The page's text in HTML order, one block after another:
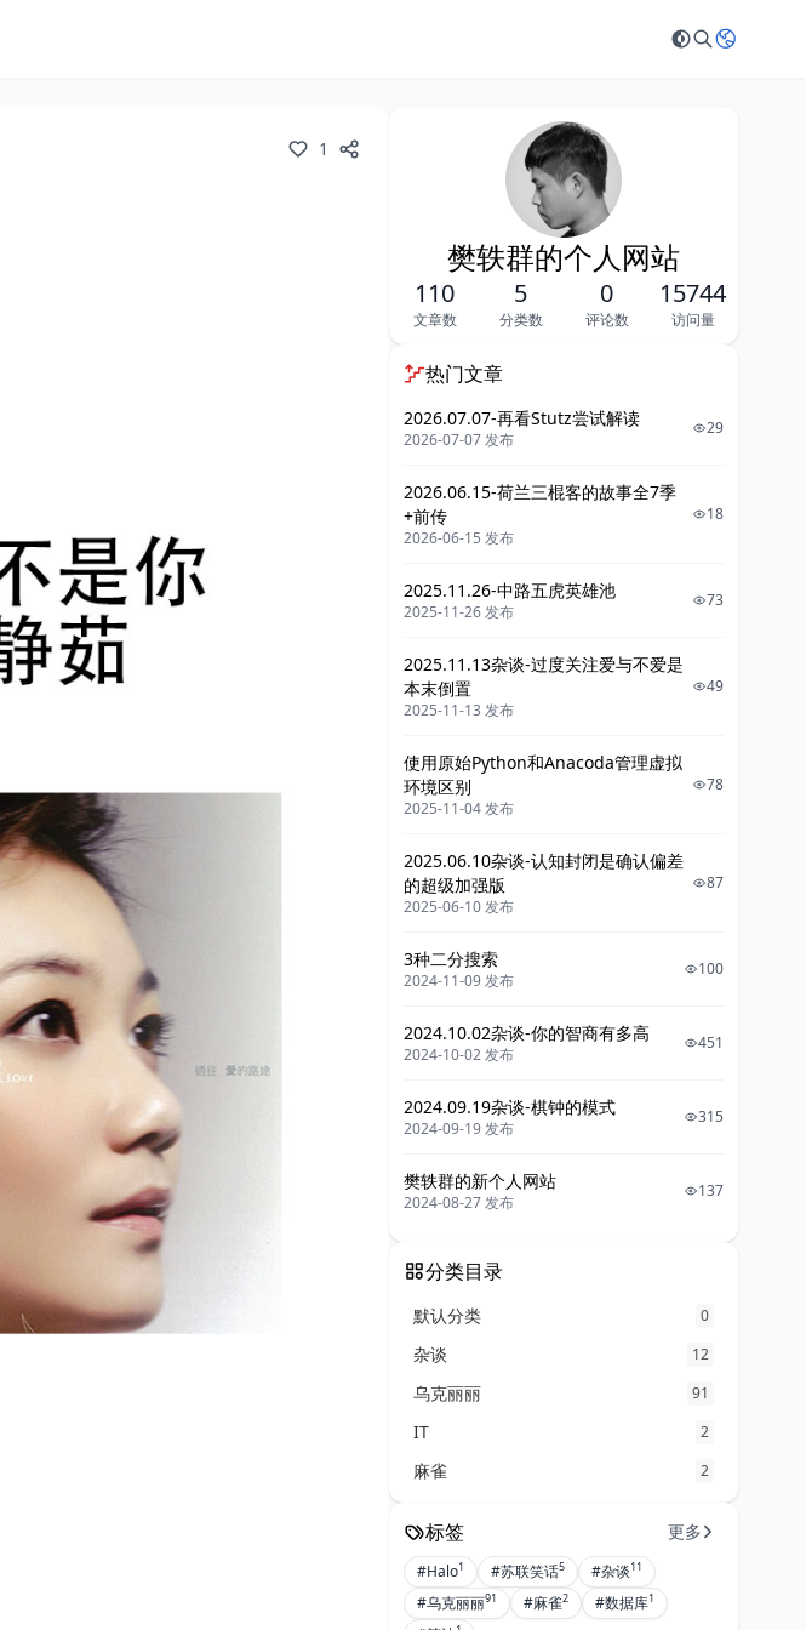
1
樊轶群的个人网站
110
文章数
5
分类数
0
评论数
15744
访问量
热门文章
2026.07.07-再看Stutz尝试解读
2026-07-07 发布
29
2026.06.15-荷兰三棍客的故事全7季
+前传
2026-06-15 发布
18
2025.11.26-中路五虎英雄池
2025-11-26 发布
73
2025.11.13杂谈-过度关注爱与不爱是
本末倒置
2025-11-13 发布
49
使用原始Python和Anacoda管理虚拟
环境区别
2025-11-04 发布
78
2025.06.10杂谈-认知封闭是确认偏差
的超级加强版
2025-06-10 发布
87
3种二分搜索
2024-11-09 发布
100
2024.10.02杂谈-你的智商有多高
2024-10-02 发布
451
2024.09.19杂谈-棋钟的模式
2024-09-19 发布
315
樊轶群的新个人网站
2024-08-27 发布
137
分类目录
默认分类 0
杂谈 12
乌克丽丽 91
IT 2
麻雀 2
标签 更多
#Halo1 #苏联笑话5 #杂谈11
#乌克丽丽91 #麻雀2 #数据库1